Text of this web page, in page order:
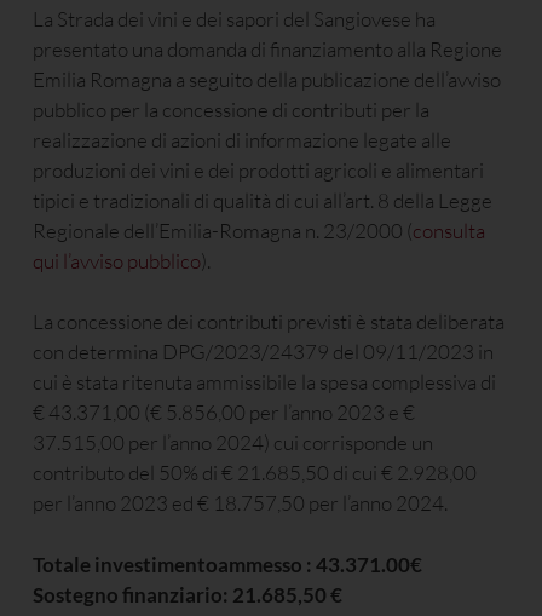
La Strada dei vini e dei sapori del Sangiovese ha
presentato una domanda di finanziamento alla Regione
Emilia Romagna a seguito della publicazione dell’avviso
pubblico per la concessione di contributi per la
realizzazione di azioni di informazione legate alle
produzioni dei vini e dei prodotti agricoli e alimentari
tipici e tradizionali di qualità di cui all’art. 8 della Legge
Regionale dell’Emilia-Romagna n. 23/2000 (consulta
qui l’avviso pubblico).
La concessione dei contributi previsti è stata deliberata
con determina DPG/2023/24379 del 09/11/2023 in
cui è stata ritenuta ammissibile la spesa complessiva di
€ 43.371,00 (€ 5.856,00 per l’anno 2023 e €
37.515,00 per l’anno 2024) cui corrisponde un
contributo del 50% di € 21.685,50 di cui € 2.928,00
per l’anno 2023 ed € 18.757,50 per l’anno 2024.
Totale investimentoammesso : 43.371.00€
Sostegno finanziario: 21.685,50 €